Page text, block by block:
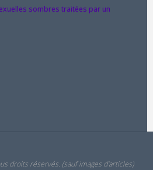
sombres traitées par un
droits réservés. (sauf images d'articles)